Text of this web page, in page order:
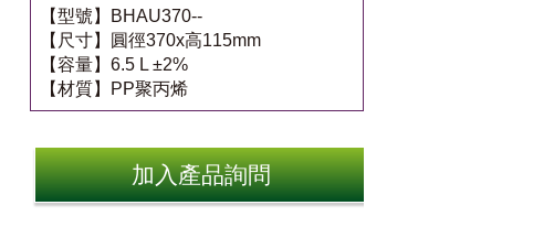
【型號】BHAU370--
【尺寸】圓徑370x高115mm
【容量】6.5 L ±2%
【材質】PP聚丙烯
加入產品詢問